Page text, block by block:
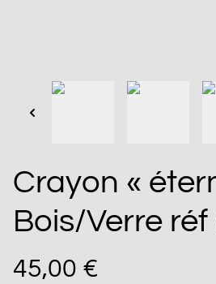
Crayon «
Bois/Verre réf
45,00 €